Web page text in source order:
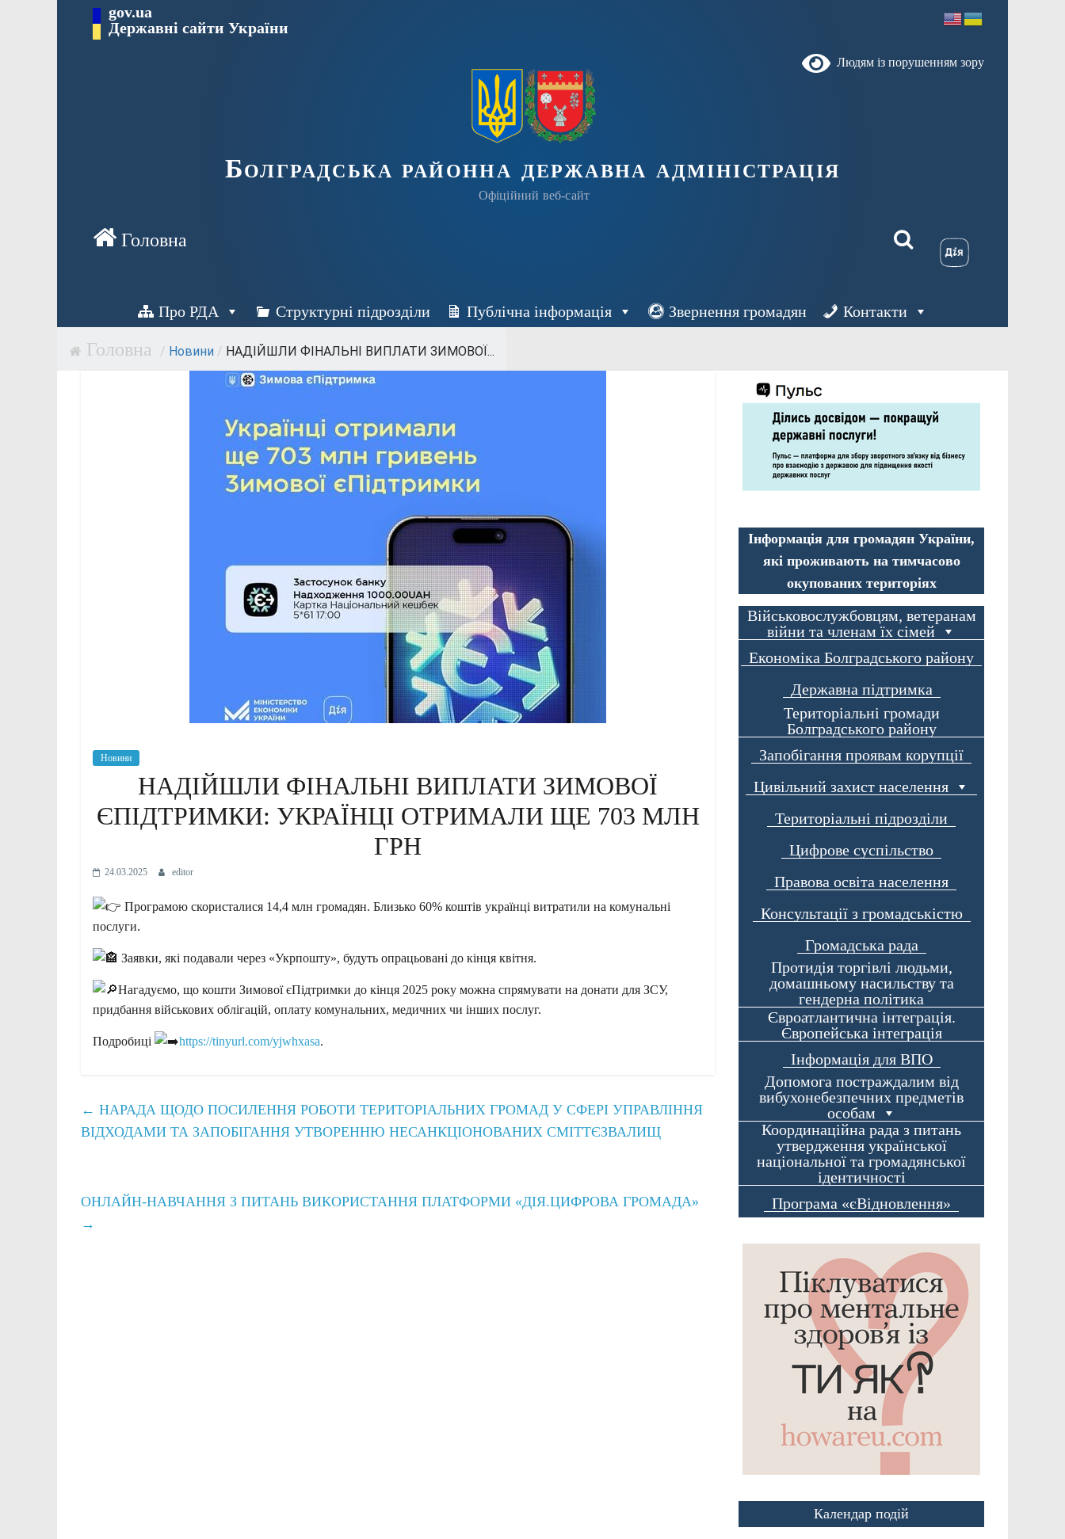
Перейти gov.ua
Державні сайти України
Людям із порушенням зору
Болградська районна державна адміністрація
Офіційний веб-сайт
Про РДА Структурні підрозділи Публічна інформація Звернення громадян Контакти
/ Новини / НАДІЙШЛИ ФІНАЛЬНІ ВИПЛАТИ ЗИМОВОЇ...
Новини
НАДІЙШЛИ ФІНАЛЬНІ ВИПЛАТИ ЗИМОВОЇ
ЄПІДТРИМКИ: УКРАЇНЦІ ОТРИМАЛИ ЩЕ 703 МЛН
ГРН
24.03.2025 editor
Програмою скористалися 14,4 млн громадян. Близько 60% коштів українці витратили на комунальні
послуги.
Заявки, які подавали через «Укрпошту», будуть опрацьовані до кінця квітня.
Нагадуємо, що кошти Зимової єПідтримки до кінця 2025 року можна спрямувати на донати для ЗСУ,
придбання військових облігацій, оплату комунальних, медичних чи інших послуг.
Подробиці https://tinyurl.com/yjwhxasa.
← НАРАДА ЩОДО ПОСИЛЕННЯ РОБОТИ ТЕРИТОРІАЛЬНИХ ГРОМАД У СФЕРІ УПРАВЛІННЯ
ВІДХОДАМИ ТА ЗАПОБІГАННЯ УТВОРЕННЮ НЕСАНКЦІОНОВАНИХ СМІТТЄЗВАЛИЩ
ОНЛАЙН-НАВЧАННЯ З ПИТАНЬ ВИКОРИСТАННЯ ПЛАТФОРМИ «ДІЯ.ЦИФРОВА ГРОМАДА»
→
Інформація для громадян України,
які проживають на тимчасово
окупованих територіях
Військовослужбовцям, ветеранам
війни та членам їх сімей
Економіка Болградського району
Державна підтримка
Територіальні громади
Болградського району
Запобігання проявам корупції
Цивільний захист населення
Територіальні підрозділи
Цифрове суспільство
Правова освіта населення
Консультації з громадськістю
Громадська рада
Протидія торгівлі людьми,
домашньому насильству та
гендерна політика
Євроатлантична інтеграція.
Європейська інтеграція
Інформація для ВПО
Допомога постраждалим від
вибухонебезпечних предметів
особам
Координаційна рада з питань
утвердження української
національної та громадянської
ідентичності
Програма «єВідновлення»
Календар подій